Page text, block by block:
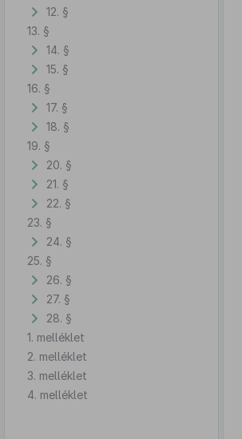
12. §
13. §
14. §
15. §
16. §
17. §
18. §
19. §
20. §
21. §
22. §
23. §
24. §
25. §
26. §
27. §
28. §
1. melléklet
2. melléklet
3. melléklet
4. melléklet